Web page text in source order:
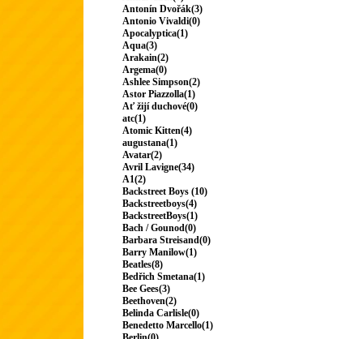
Antonín Dvořák(3)
Antonio Vivaldi(0)
Apocalyptica(1)
Aqua(3)
Arakain(2)
Argema(0)
Ashlee Simpson(2)
Astor Piazzolla(1)
Ať žijí duchové(0)
atc(1)
Atomic Kitten(4)
augustana(1)
Avatar(2)
Avril Lavigne(34)
A1(2)
Backstreet Boys (10)
Backstreetboys(4)
BackstreetBoys(1)
Bach / Gounod(0)
Barbara Streisand(0)
Barry Manilow(1)
Beatles(8)
Bedřich Smetana(1)
Bee Gees(3)
Beethoven(2)
Belinda Carlisle(0)
Benedetto Marcello(1)